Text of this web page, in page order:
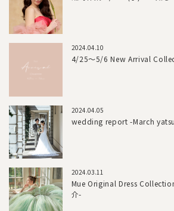
2024.04.10
4/25～5/6 New Arrival
2024.04.05
wedding report -March
2024.03.11
Mue Original Dress
介-